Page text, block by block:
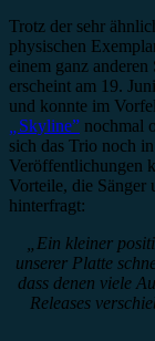
Trotz der sehr
physischen
einem ganz
erscheint am 19.
und konnte im
Skyline” nochmal
sich das Trio noch
Veröffentlichungen
Vorteile, die Sänger
hinterfragt:
„Ein kleiner
unserer Platte
dass denen viele
Releases